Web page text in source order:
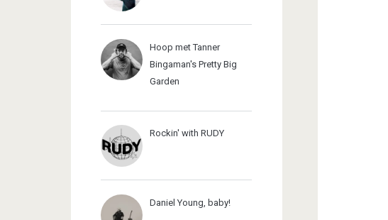
Hoop met Tanner
Bingaman's Pretty Big
Garden
Rockin' with RUDY
Daniel Young, baby!